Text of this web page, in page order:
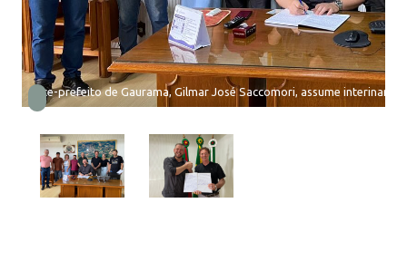
Vice-prefeito de Gaurama, Gilmar José Saccomori, assume